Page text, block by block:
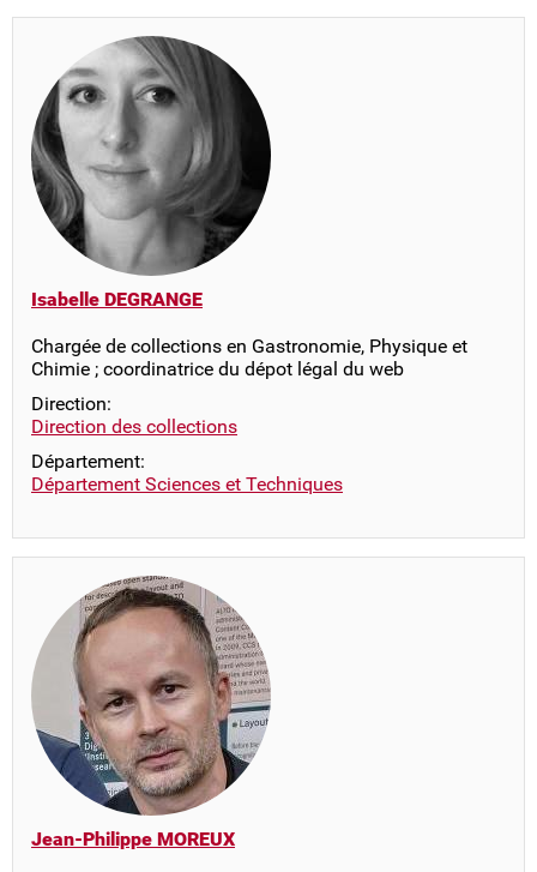
Isabelle DEGRANGE
Chargée de collections en Gastronomie, Physique et
Chimie ; coordinatrice du dépot légal du web
Direction:
Direction des collections
Département:
Département Sciences et Techniques
Jean-Philippe MOREUX